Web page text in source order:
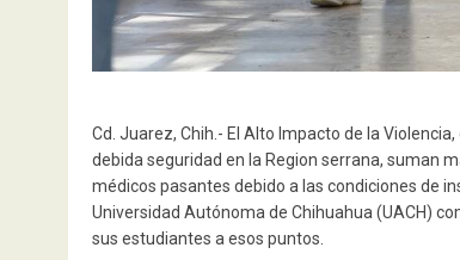
Cd. Juarez, Chih.- El Alto Impacto de la
debida seguridad en la Region serrana, suman
médicos pasantes debido a las condiciones de
Universidad Autónoma de Chihuahua (UACH)
sus estudiantes a esos puntos.